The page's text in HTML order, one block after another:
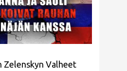
Zelenskyn Valheet